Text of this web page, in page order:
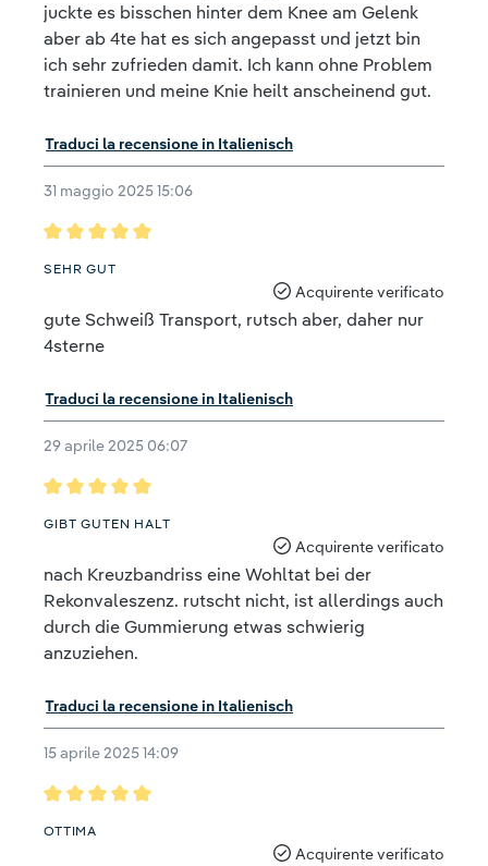
juckte es bisschen hinter dem Knee am Gelenk
aber ab 4te hat es sich angepasst und jetzt bin
ich sehr zufrieden damit. Ich kann ohne Problem
trainieren und meine Knie heilt anscheinend gut.
Traduci la recensione in Italienisch
31 maggio 2025 15:06
Recensione con valutazione di 5 su 5 stelle
SEHR GUT
Acquirente verificato
gute Schweiß Transport, rutsch aber, daher nur
4sterne
Traduci la recensione in Italienisch
29 aprile 2025 06:07
Recensione con valutazione di 5 su 5 stelle
GIBT GUTEN HALT
Acquirente verificato
nach Kreuzbandriss eine Wohltat bei der
Rekonvaleszenz. rutscht nicht, ist allerdings auch
durch die Gummierung etwas schwierig
anzuziehen.
Traduci la recensione in Italienisch
15 aprile 2025 14:09
Recensione con valutazione di 5 su 5 stelle
OTTIMA
Acquirente verificato